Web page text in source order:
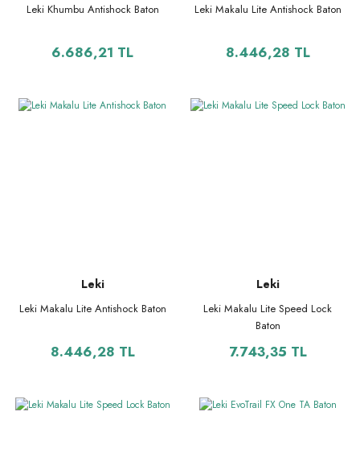
Leki Khumbu Antishock Baton
6.686,21 TL
Leki Makalu Lite Antishock Baton
8.446,28 TL
Leki
Leki Makalu Lite Antishock Baton
8.446,28 TL
Leki
Leki Makalu Lite Speed Lock
Baton
7.743,35 TL